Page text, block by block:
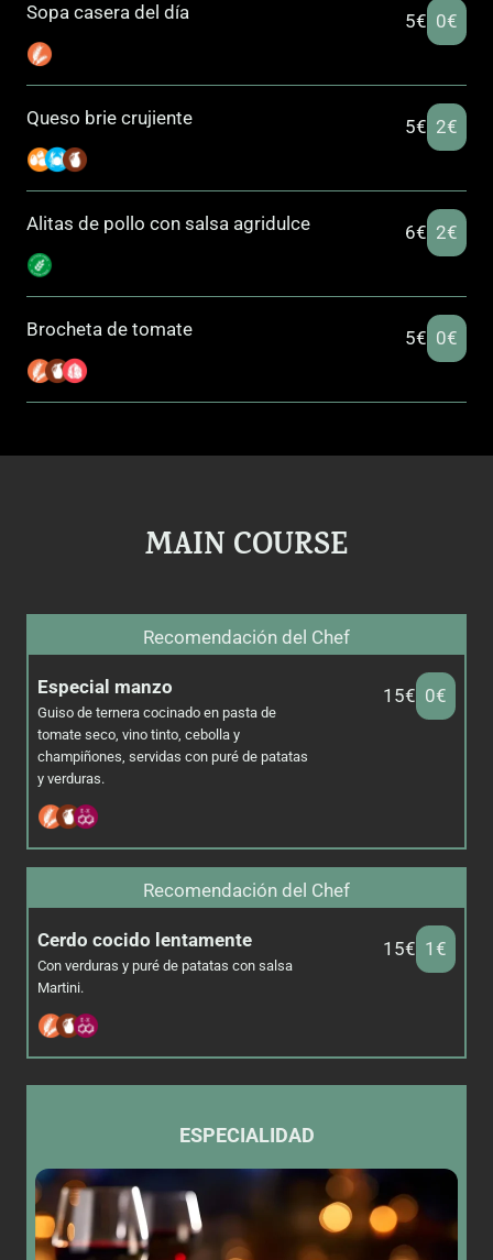
Sopa casera del día 5€ 0€
Queso brie crujiente 5€ 2€
Alitas de pollo con salsa agridulce 6€ 2€
Brocheta de tomate 5€ 0€
MAIN COURSE
Recomendación del Chef
Especial manzo
Guiso de ternera cocinado en pasta de
tomate seco, vino tinto, cebolla y
champiñones, servidas con puré de patatas
y verduras.
15€ 0€
Recomendación del Chef
Cerdo cocido lentamente
Con verduras y puré de patatas con salsa
Martini.
15€ 1€
ESPECIALIDAD